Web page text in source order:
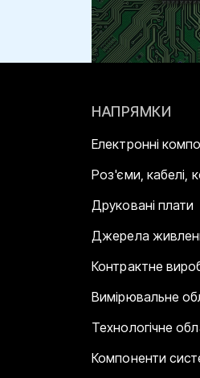
НАПРЯМКИ
Електронні
Роз'єми, кабелі,
Друковані плати
Джерела
Контрактне
Вимірювальне
Технологічне
Компоненти